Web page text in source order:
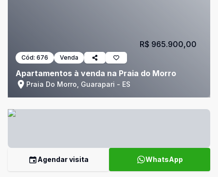
Cód: 676 Venda
Apartamentos à venda na Praia do Morro
Praia Do Morro, Guarapari - ES
R$ 965.900,00
Agendar visita WhatsApp